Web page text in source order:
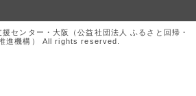
センター・大阪（公益社団法人 ふるさと回帰・
進機構） All rights reserved.